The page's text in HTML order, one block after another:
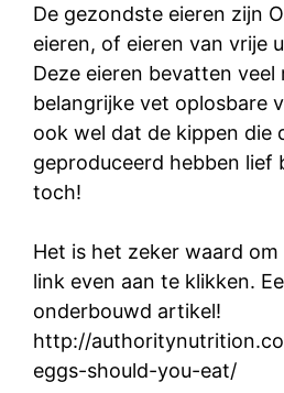
De gezondste eieren zijn
eieren, of eieren van vrije
Deze eieren bevatten veel
belangrijke vet oplosbare
ook wel dat de kippen die
geproduceerd hebben lief
toch!
Het is het zeker waard
link even aan te klikken.
onderbouwd artikel!
http://
eggs-should-you-eat/